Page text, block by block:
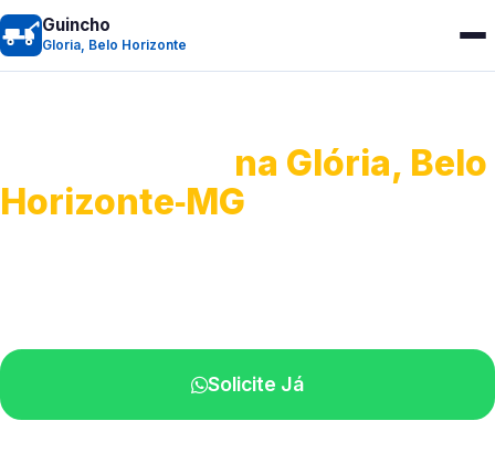
Guincho
Gloria, Belo Horizonte
na Glória, Belo
Horizonte‑MG
Solicite Já